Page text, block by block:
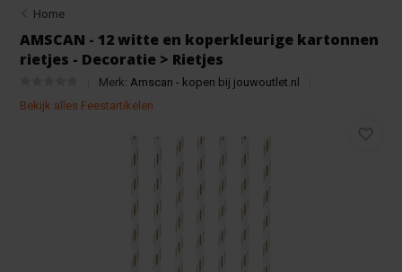
Home
AMSCAN - 12 witte en koperkleurige kartonnen
rietjes - Decoratie > Rietjes
Merk: Amscan - kopen bij jouwoutlet.nl
Bekijk alles Feestartikelen